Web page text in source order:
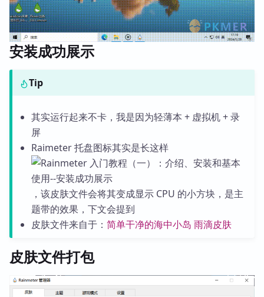
安装成功展示
Tip
其实运行起来不卡，我是因为轻薄本 + 虚拟机 + 录
屏
Raimeter 托盘图标其实是长这样
，该皮肤文件会将其变成显示 CPU 的小方块，是主
题带的效果，下文会提到
皮肤文件来自于： 简单干净的海中小岛 雨滴皮肤
皮肤文件打包